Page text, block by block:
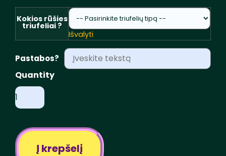
Kokios rūšies
triufeliai ?
Išvalyti
Pastabos?
produkto
kiekis:
Truffles
-
Pack
(250
gr.) Į krepšelį